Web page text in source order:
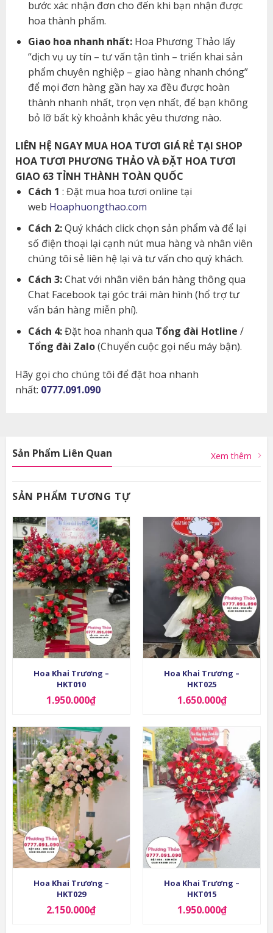
bước xác nhận đơn cho đến khi bạn nhận được
hoa thành phẩm.
Giao hoa nhanh nhất:Hoa Phương Thảo lấy
“dịch vụ uy tín – tư vấn tận tình – triển khai sản
phẩm chuyên nghiệp – giao hàng nhanh chóng”
để mọi đơn hàng gần hay xa đều được hoàn
thành nhanh nhất, trọn vẹn nhất, để bạn không
bỏ lỡ bất kỳ khoảnh khắc yêu thương nào.
LIÊN HỆ NGAY MUA HOA TƯƠI GIÁ RẺ TẠI SHOP
HOA TƯƠI PHƯƠNG THẢO VÀ ĐẶT HOA TƯƠI
GIAO 63 TỈNH THÀNH TOÀN QUỐC
Cách 1 : Đặt mua hoa tươi online tại
web Hoaphuongthao.com
Cách 2:Quý khách click chọn sản phẩm và để lại
số điện thoại lại cạnh nút mua hàng và nhân viên
chúng tôi sẻ liên hệ lại và tư vấn cho quý khách.
Cách 3:Chat với nhân viên bán hàng thông qua
Chat Facebook tại góc trái màn hình (hổ trợ tư
vấn bán hàng miễn phí).
Cách 4:Đặt hoa nhanh qua Tổng đài Hotline /
Tổng đài Zalo(Chuyển cuộc gọi nếu máy bận).
Hãy gọi cho chúng tôi để đặt hoa nhanh
nhất: 0777.091.090
Sản Phẩm Liên Quan Xem thêm
SẢN PHẨM TƯƠNG TỰ
Hoa Khai Trương –
HKT010
1.950.000₫
Hoa Khai Trương –
HKT025
1.650.000₫
Hoa Khai Trương –
HKT029
2.150.000₫
Hoa Khai Trương –
HKT015
1.950.000₫